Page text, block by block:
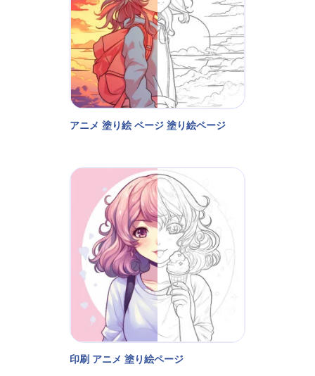
アニメ 塗り絵 ページ 塗り絵ページ
印刷 アニメ 塗り絵ページ